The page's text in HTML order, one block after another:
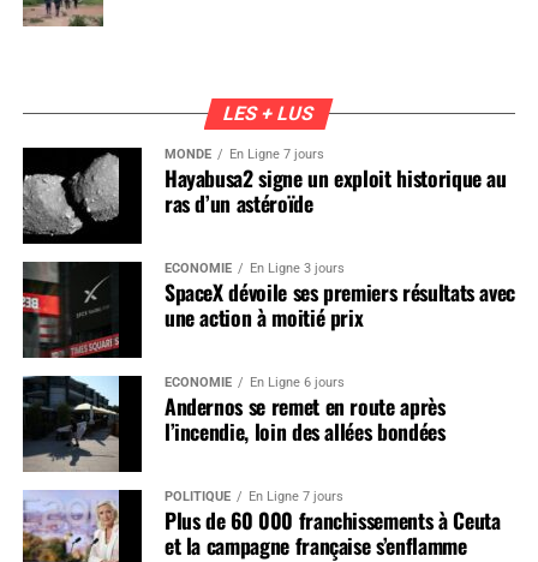
LES + LUS
MONDE En Ligne 7 jours
Hayabusa2 signe un exploit historique au
ras d’un astéroïde
ÉCONOMIE En Ligne 3 jours
SpaceX dévoile ses premiers résultats avec
une action à moitié prix
ÉCONOMIE En Ligne 6 jours
Andernos se remet en route après
l’incendie, loin des allées bondées
POLITIQUE En Ligne 7 jours
Plus de 60 000 franchissements à Ceuta
et la campagne française s’enflamme